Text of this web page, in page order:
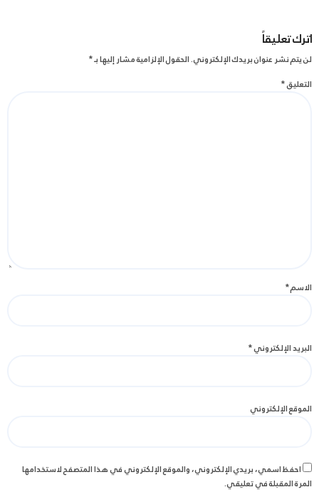
اترك تعليقاً
لن يتم نشر عنوان بريدك الإلكتروني.الحقول الإلزامية مشار إليها بـ*
التعليق*
الاسم*
البريد الإلكتروني*
الموقع الإلكتروني
احفظ اسمي، بريدي الإلكتروني، والموقع الإلكتروني في هذا المتصفح لاستخدامها
المرة المقبلة في تعليقي.